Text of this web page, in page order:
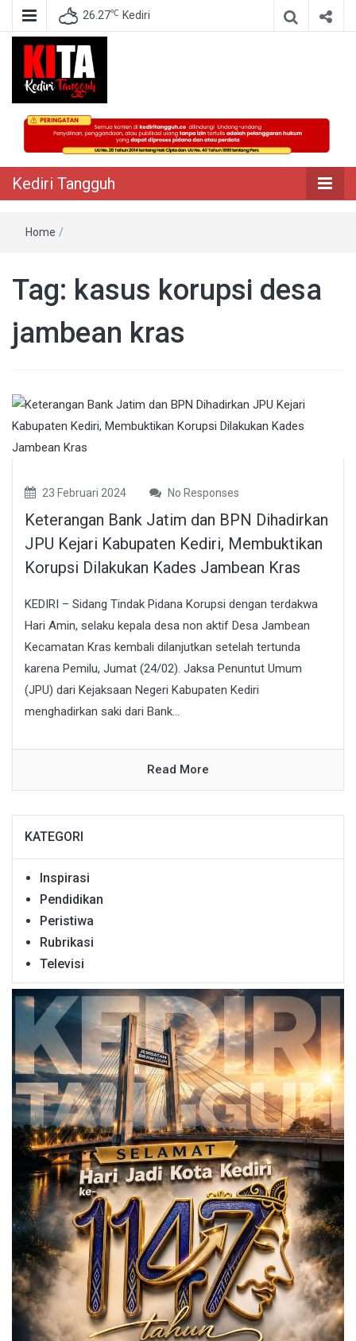
26.27℃ Kediri
Kediri Tangguh
Berita Akurat Terpercaya
Kediri Tangguh
Home /
Tag: kasus korupsi desa
jambean kras
23 Februari 2024 No Responses
Keterangan Bank Jatim dan BPN Dihadirkan
JPU Kejari Kabupaten Kediri, Membuktikan
Korupsi Dilakukan Kades Jambean Kras
KEDIRI – Sidang Tindak Pidana Korupsi dengan terdakwa
Hari Amin, selaku kepala desa non aktif Desa Jambean
Kecamatan Kras kembali dilanjutkan setelah tertunda
karena Pemilu, Jumat (24/02). Jaksa Penuntut Umum
(JPU) dari Kejaksaan Negeri Kabupaten Kediri
menghadirkan saki dari Bank...
Read More
KATEGORI
Inspirasi
Pendidikan
Peristiwa
Rubrikasi
Televisi